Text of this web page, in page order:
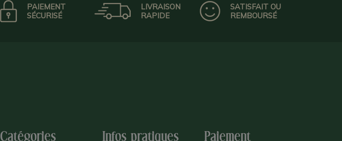
PAIEMENT
SÉCURISÉ
LIVRAISON
RAPIDE
SATISFAIT OU
REMBOURSÉ
Catégories Infos pratiques Paiement